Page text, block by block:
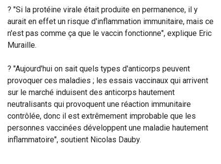
? "Si la protéine virale était produite en permanence, il y
aurait en effet un risque d'inflammation immunitaire, mais ce
n'est pas comme ça que le vaccin fonctionne", explique Eric
Muraille.
? "Aujourd'hui on sait quels types d'anticorps peuvent
provoquer ces maladies ; les essais vaccinaux qui arrivent
sur le marché induisent des anticorps hautement
neutralisants qui provoquent une réaction immunitaire
contrôlée, donc il est extrêmement improbable que les
personnes vaccinées développent une maladie hautement
inflammatoire", soutient Nicolas Dauby.